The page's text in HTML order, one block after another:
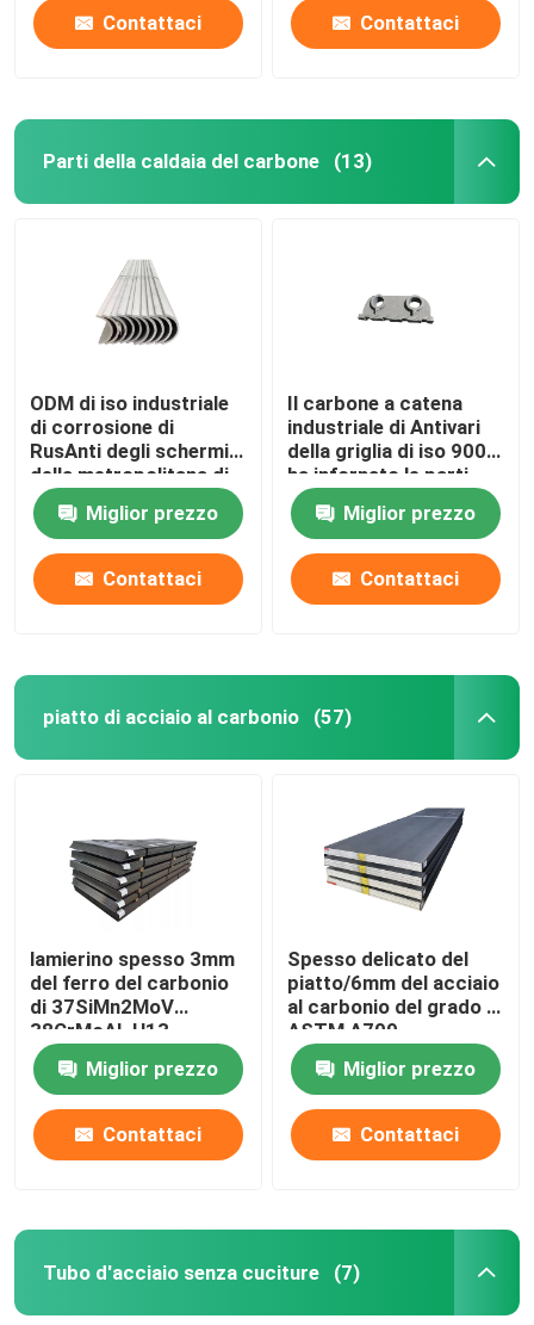
Contattaci Contattaci
Parti della caldaia del carbone (13)
ODM di iso industriale
di corrosione di
RusAnti degli schermi
della metropolitana di
caldaia della centrale
elettricaMiglior prezzo
Contattaci
Il carbone a catena
industriale di Antivari
della griglia di iso 9001
ha infornato le parti
della caldaia a vapore
Miglior prezzo
Contattaci
piatto di acciaio al carbonio (57)
lamierino spesso 3mm
del ferro del carbonio
di 37SiMn2MoV
38CrMoAL H13
2mm/lamiera d'acciaio
Miglior prezzo
Contattaci
Spesso delicato del
piatto/6mm del acciaio
al carbonio del grado di
ASTM A709
galvanizzato
Miglior prezzo
Contattaci
Tubo d'acciaio senza cuciture (7)